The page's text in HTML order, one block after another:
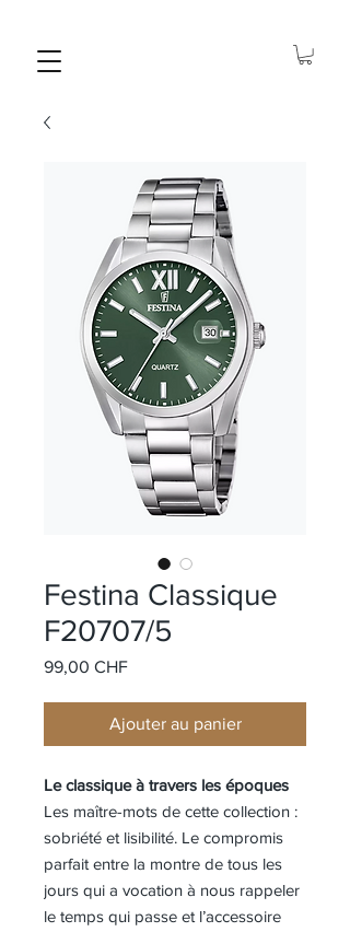
Festina Classique
F20707/5
99,00 CHFPrix
Ajouter au panier
Le classique à travers les époques
Les maître-mots de cette collection :
sobriété et lisibilité. Le compromis
parfait entre la montre de tous les
jours qui a vocation à nous rappeler
le temps qui passe et l’accessoire